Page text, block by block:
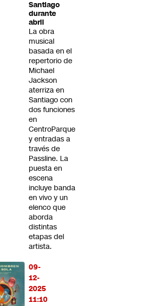
Santiago
durante
abril
La obra
musical
basada en el
repertorio de
Michael
Jackson
aterriza en
Santiago con
dos funciones
en
CentroParque
y entradas a
través de
Passline. La
puesta en
escena
incluye banda
en vivo y un
elenco que
aborda
distintas
etapas del
artista.
09-
12-
2025
11:10